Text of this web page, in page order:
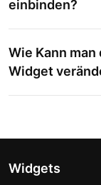
einbinden?
Wie Kann
Widget
Widgets